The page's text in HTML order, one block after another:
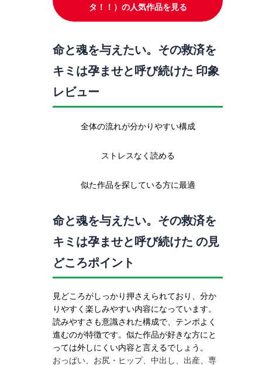
タ！！）の人気作品を見る
命と魂を与えたい。その救済を
キミは孕ませと呼び続けた 印象
レビュー
全体の流れが分かりやすい構成
ストレスなく読める
似た作品を探している方に最適
命と魂を与えたい。その救済を
キミは孕ませと呼び続けた の見
どころポイント
見どころがしっかり押さえられており、分か
りやすく楽しみやすい内容になっています。
読みやすさも意識された構成で、テンポよく
進むのが特徴です。似た作品が好きな方にと
っては外しにくい内容と言えるでしょう。
おっぱい
お尻・ヒップ 中出し 出産
専